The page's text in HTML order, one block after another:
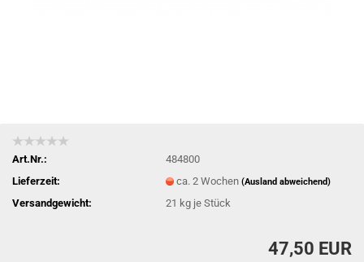
Art.Nr.:
484800
Lieferzeit:
ca. 2 Wochen(Ausland abweichend)
Versandgewicht: 21 kg je Stück
47,50 EUR